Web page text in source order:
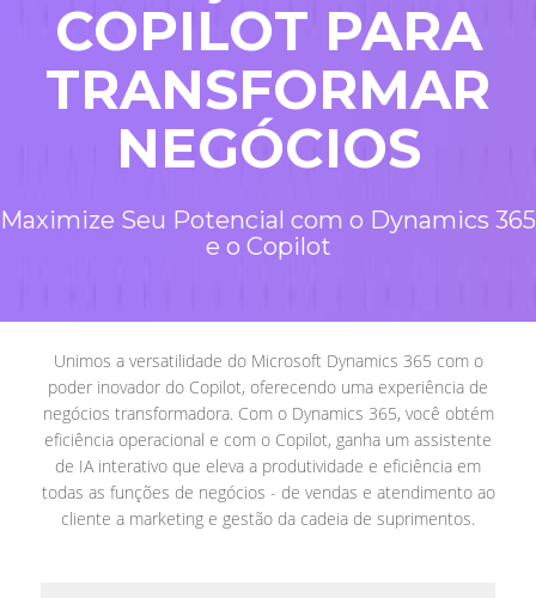
COPILOT PARA
TRANSFORMAR
NEGÓCIOS
Maximize Seu Potencial com o Dynamics 365
e o Copilot
Unimos a versatilidade do Microsoft Dynamics 365 com o
poder inovador do Copilot, oferecendo uma experiência de
negócios transformadora. Com o Dynamics 365, você obtém
eficiência operacional e com o Copilot, ganha um assistente
de IA interativo que eleva a produtividade e eficiência em
todas as funções de negócios - de vendas e atendimento ao
cliente a marketing e gestão da cadeia de suprimentos.